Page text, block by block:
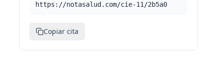
https://notasalud.com/cie-11/2b5a0
Copiar cita